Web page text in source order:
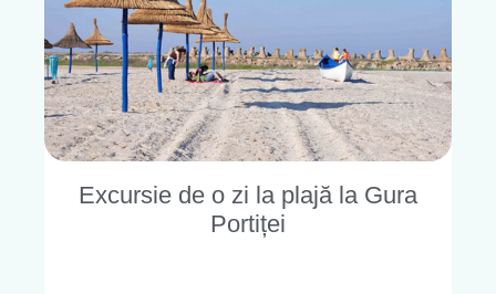
Excursie de o zi la plajă la Gura
Portiței